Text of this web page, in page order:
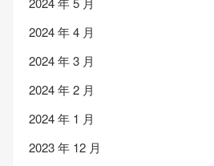
2024 年 4 月
2024 年 3 月
2024 年 2 月
2024 年 1 月
2023 年 12 月